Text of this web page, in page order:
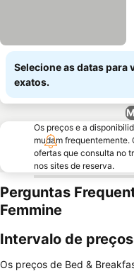
Selecione as datas para
exatos.
Os preços e a
mudam frequentemente.
ofertas que consulta no
nos sites de reserva.
Perguntas
Femmine
Intervalo de preços
Os preços de Bed &